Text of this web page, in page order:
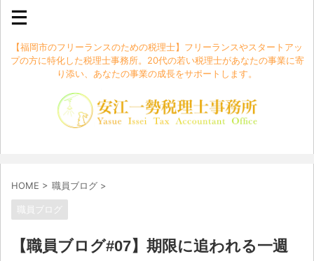
【福岡市のフリーランスのための税理士】フリーランスやスタートアッ
プの方に特化した税理士事務所。20代の若い税理士があなたの事業に寄
り添い、あなたの事業の成長をサポートします。
HOME > 職員ブログ >
職員ブログ
【職員ブログ#07】期限に追われる一週